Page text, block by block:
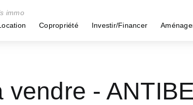
immo
Copropriété Investir/Financer
vendre -